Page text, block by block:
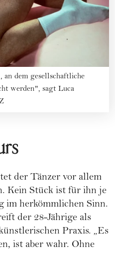
an dem gesellschaftliche
werden", sagt Luca
der Tänzer vor allem
Kein Stück ist für ihn je
im herkömmlichen Sinn.
der 28-Jährige als
Praxis. „Es
ist aber wahr. Ohne